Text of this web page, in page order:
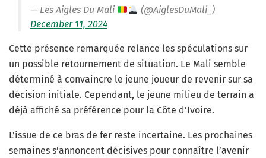
— Les Aigles Du Mali
(@AiglesDuMali_)
December 11, 2024
Cette présence remarquée relance les spéculations sur
un possible retournement de situation. Le Mali semble
déterminé à convaincre le jeune joueur de revenir sur sa
décision initiale. Cependant, le jeune milieu de terrain a
déjà affiché sa préférence pour la Côte d’Ivoire.
L’issue de ce bras de fer reste incertaine. Les prochaines
semaines s’annoncent décisives pour connaître l’avenir